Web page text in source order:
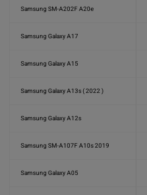
Samsung SM-A202F A20e
Samsung Galaxy A17
Samsung Galaxy A15
Samsung Galaxy A13s ( 2022 )
Samsung Galaxy A12s
Samsung SM-A107F A10s 2019
Samsung Galaxy A05